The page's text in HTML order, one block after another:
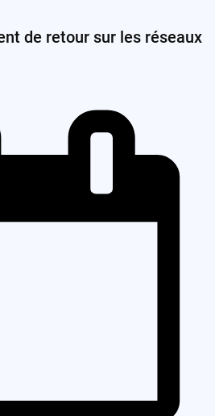
de retour sur les réseaux